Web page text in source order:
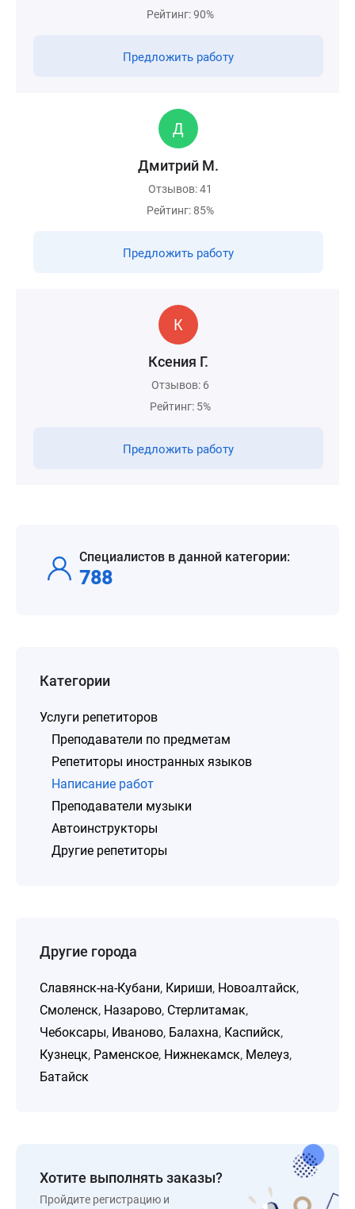
Рейтинг: 90%
Предложить работу
Дмитрий М.
Отзывов: 41
Рейтинг: 85%
Предложить работу
Ксения Г.
Отзывов: 6
Рейтинг: 5%
Предложить работу
Специалистов в данной категории:
788
Категории
Услуги репетиторов
Преподаватели по предметам
Репетиторы иностранных языков
Написание работ
Преподаватели музыки
Автоинструкторы
Другие репетиторы
Другие города
Славянск-на-Кубани, Кириши, Новоалтайск,
Смоленск, Назарово, Стерлитамак,
Чебоксары, Иваново, Балахна, Каспийск,
Кузнецк, Раменское, Нижнекамск, Мелеуз,
Батайск
Хотите выполнять заказы?
Пройдите регистрацию и